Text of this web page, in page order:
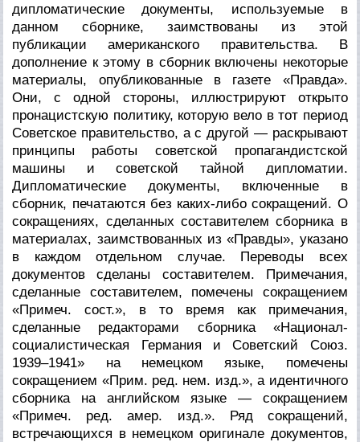
дипломатические документы, используемые в
данном сборнике, заимствованы из этой
публикации американского правительства. В
дополнение к этому в сборник включены некоторые
материалы, опубликованные в газете «Правда».
Они, с одной стороны, иллюстрируют открыто
пронацистскую политику, которую вело в тот период
Советское правительство, а с другой — раскрывают
принципы работы советской пропагандистской
машины и советской тайной дипломатии.
Дипломатические документы, включенные в
сборник, печатаются без каких-либо сокращений. О
сокращениях, сделанных составителем сборника в
материалах, заимствованных из «Правды», указано
в каждом отдельном случае. Переводы всех
документов сделаны составителем. Примечания,
сделанные составителем, помечены сокращением
«Примеч. сост.», в то время как примечания,
сделанные редакторами сборника «Национал-
социалистическая Германия и Советский Союз.
1939–1941» на немецком языке, помечены
сокращением «Прим. ред. нем. изд.», а идентичного
сборника на английском языке — сокращением
«Примеч. ред. амер. изд.». Ряд сокращений,
встречающихся в немецком оригинале документов,